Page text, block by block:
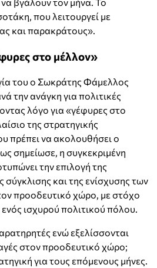
που λειτουργεί με
και παρακράτους».
στο μέλλον»
του ο Σωκράτης Φάμελλος
την ανάγκη για πολιτικές
λόγο για «γέφυρες στο
της στρατηγικής
πρέπει να ακολουθήσει ο
σημείωσε, η συγκεκριμένη
την επιλογή της
σύγκλισης και της ενίσχυσης των
προοδευτικό χώρο, με στόχο
ισχυρού πολιτικού πόλου.
ενώ εξελίσσονται
στον προοδευτικό χώρο;
για τους επόμενους μήνες.